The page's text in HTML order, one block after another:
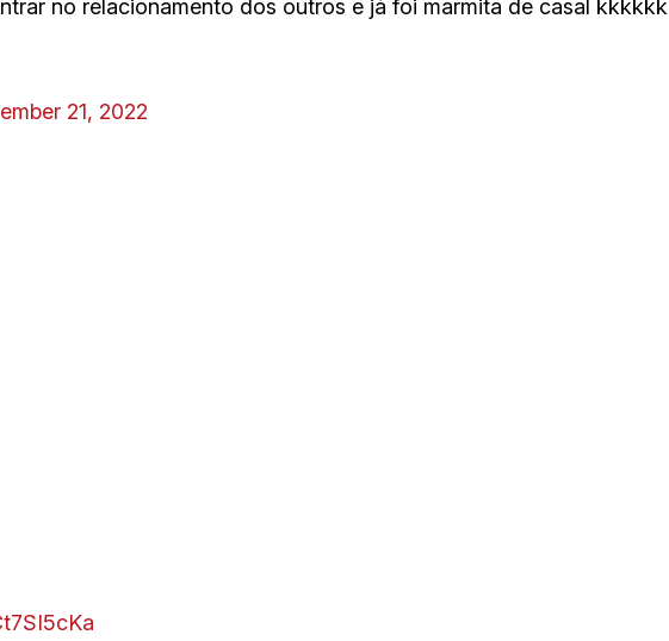
no relacionamento dos outros e já foi marmita de casal kkkkkk
21, 2022